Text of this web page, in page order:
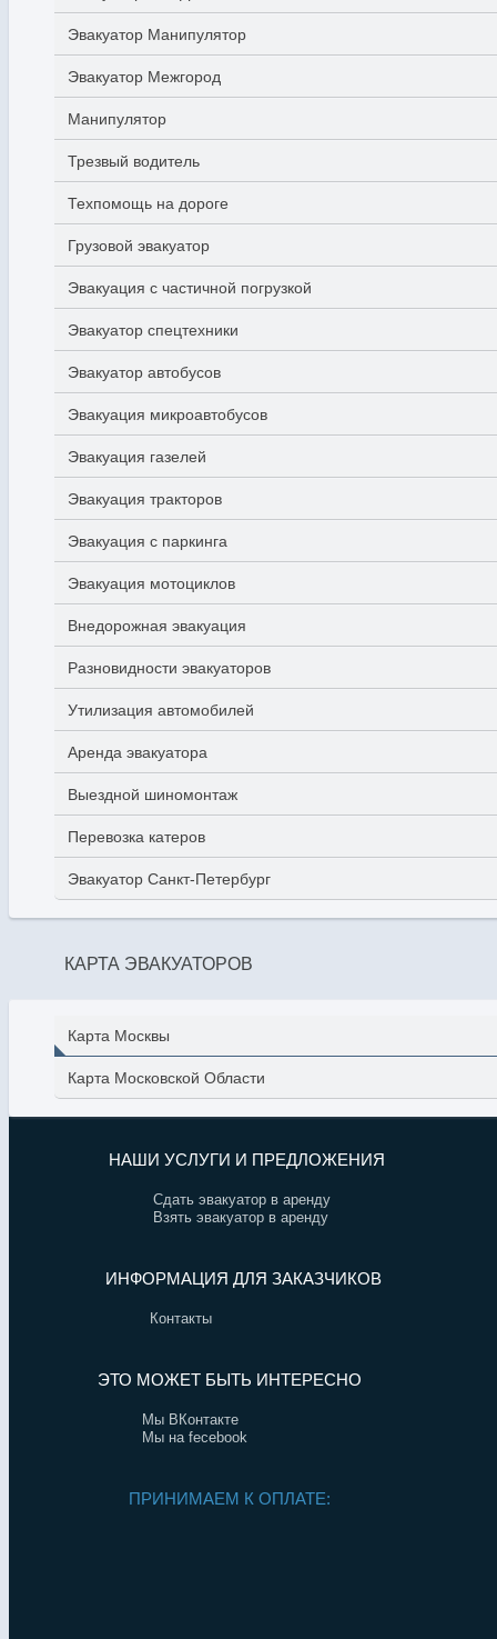
Эвакуатор Манипулятор
Эвакуатор Межгород
Манипулятор
Трезвый водитель
Техпомощь на дороге
Грузовой эвакуатор
Эвакуация с частичной погрузкой
Эвакуатор спецтехники
Эвакуатор автобусов
Эвакуация микроавтобусов
Эвакуация газелей
Эвакуация тракторов
Эвакуация с паркинга
Эвакуация мотоциклов
Внедорожная эвакуация
Разновидности эвакуаторов
Утилизация автомобилей
Аренда эвакуатора
Выездной шиномонтаж
Перевозка катеров
Эвакуатор Санкт-Петербург
КАРТА ЭВАКУАТОРОВ
Карта Москвы
Карта Московской Области
НАШИ УСЛУГИ И ПРЕДЛОЖЕНИЯ
Сдать эвакуатор в аренду
Взять эвакуатор в аренду
ИНФОРМАЦИЯ ДЛЯ ЗАКАЗЧИКОВ
Контакты
ЭТО МОЖЕТ БЫТЬ ИНТЕРЕСНО
Мы ВКонтакте
Мы на fecebook
ПРИНИМАЕМ К ОПЛАТЕ: